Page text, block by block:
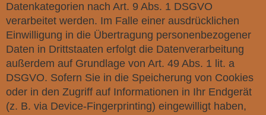
Datenkategorien nach Art. 9 Abs. 1 DSGVO
verarbeitet werden. Im Falle einer ausdrücklichen
Einwilligung in die Übertragung personenbezogener
Daten in Drittstaaten erfolgt die Datenverarbeitung
außerdem auf Grundlage von Art. 49 Abs. 1 lit. a
DSGVO. Sofern Sie in die Speicherung von Cookies
oder in den Zugriff auf Informationen in Ihr Endgerät
(z. B. via Device-Fingerprinting) eingewilligt haben,